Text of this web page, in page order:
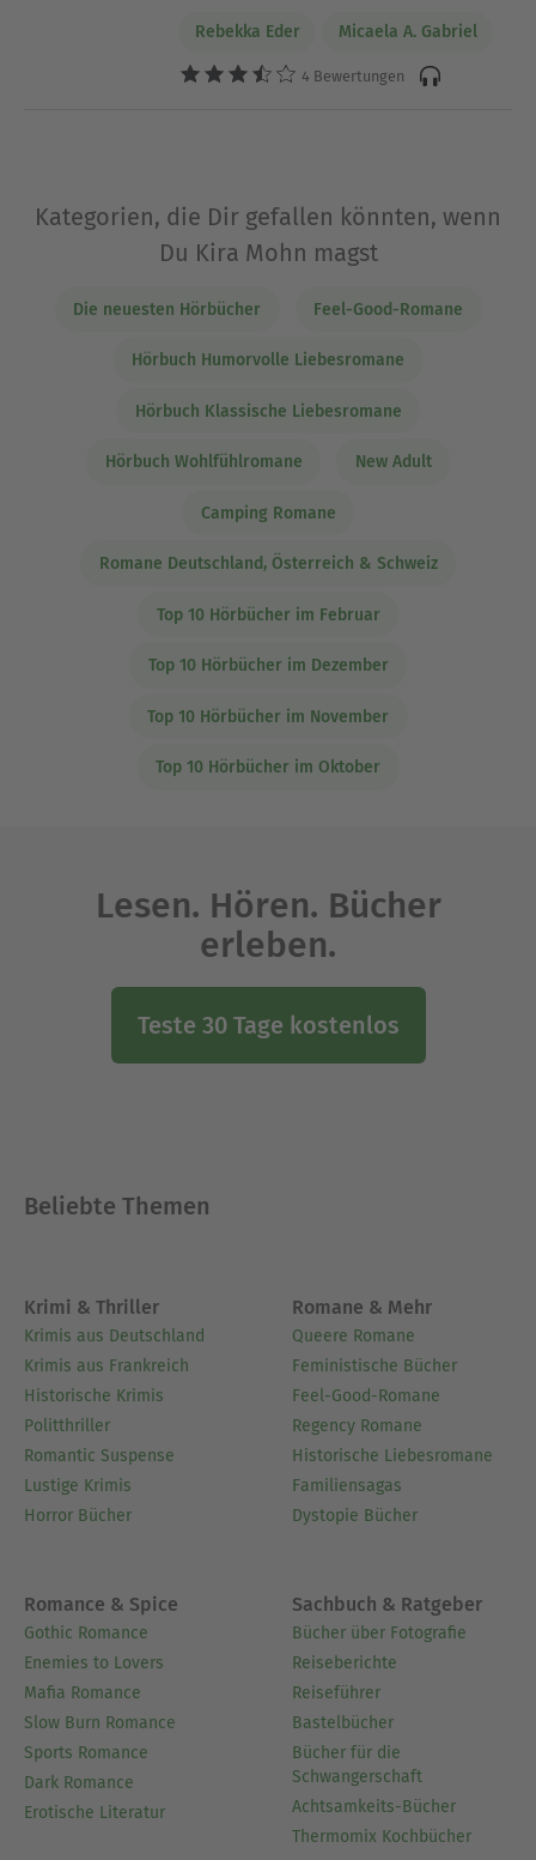
Rebekka Eder Micaela A. Gabriel
4 Bewertungen
Kategorien, die Dir gefallen könnten, wenn
Du Kira Mohn magst
Die neuesten Hörbücher Feel-Good-Romane
Hörbuch Humorvolle Liebesromane
Hörbuch Klassische Liebesromane
Hörbuch Wohlfühlromane New Adult
Camping Romane
Romane Deutschland, Österreich & Schweiz
Top 10 Hörbücher im Februar
Top 10 Hörbücher im Dezember
Top 10 Hörbücher im November
Top 10 Hörbücher im Oktober
Lesen. Hören. Bücher
erleben.
Teste 30 Tage kostenlos
Beliebte Themen
Krimi & Thriller
Krimis aus Deutschland
Krimis aus Frankreich
Historische Krimis
Politthriller
Romantic Suspense
Lustige Krimis
Horror Bücher
Romane & Mehr
Queere Romane
Feministische Bücher
Feel-Good-Romane
Regency Romane
Historische Liebesromane
Familiensagas
Dystopie Bücher
Romance & Spice
Gothic Romance
Enemies to Lovers
Mafia Romance
Slow Burn Romance
Sports Romance
Dark Romance
Erotische Literatur
Sachbuch & Ratgeber
Bücher über Fotografie
Reiseberichte
Reiseführer
Bastelbücher
Bücher für die
Schwangerschaft
Achtsamkeits-Bücher
Thermomix Kochbücher